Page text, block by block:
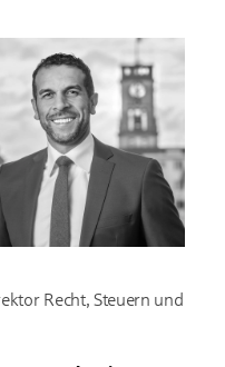
Recht, Steuern und